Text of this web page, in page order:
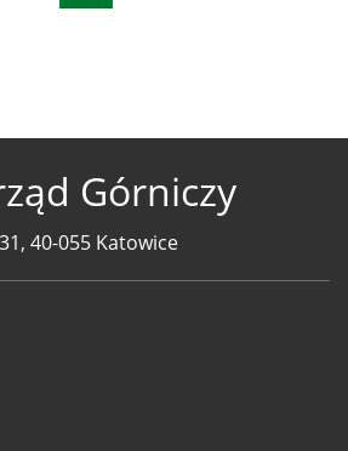
Górniczy
40-055 Katowice